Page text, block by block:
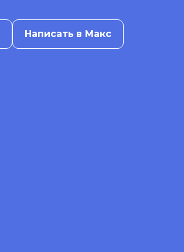
Написать в Макс